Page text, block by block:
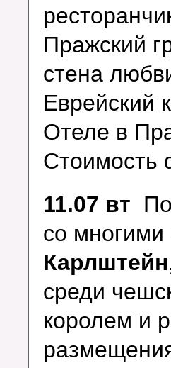
Пражский
стена
Еврейский
Отеле в
Стоимость
11.07 вт
со
Карлштейн
среди
королем и